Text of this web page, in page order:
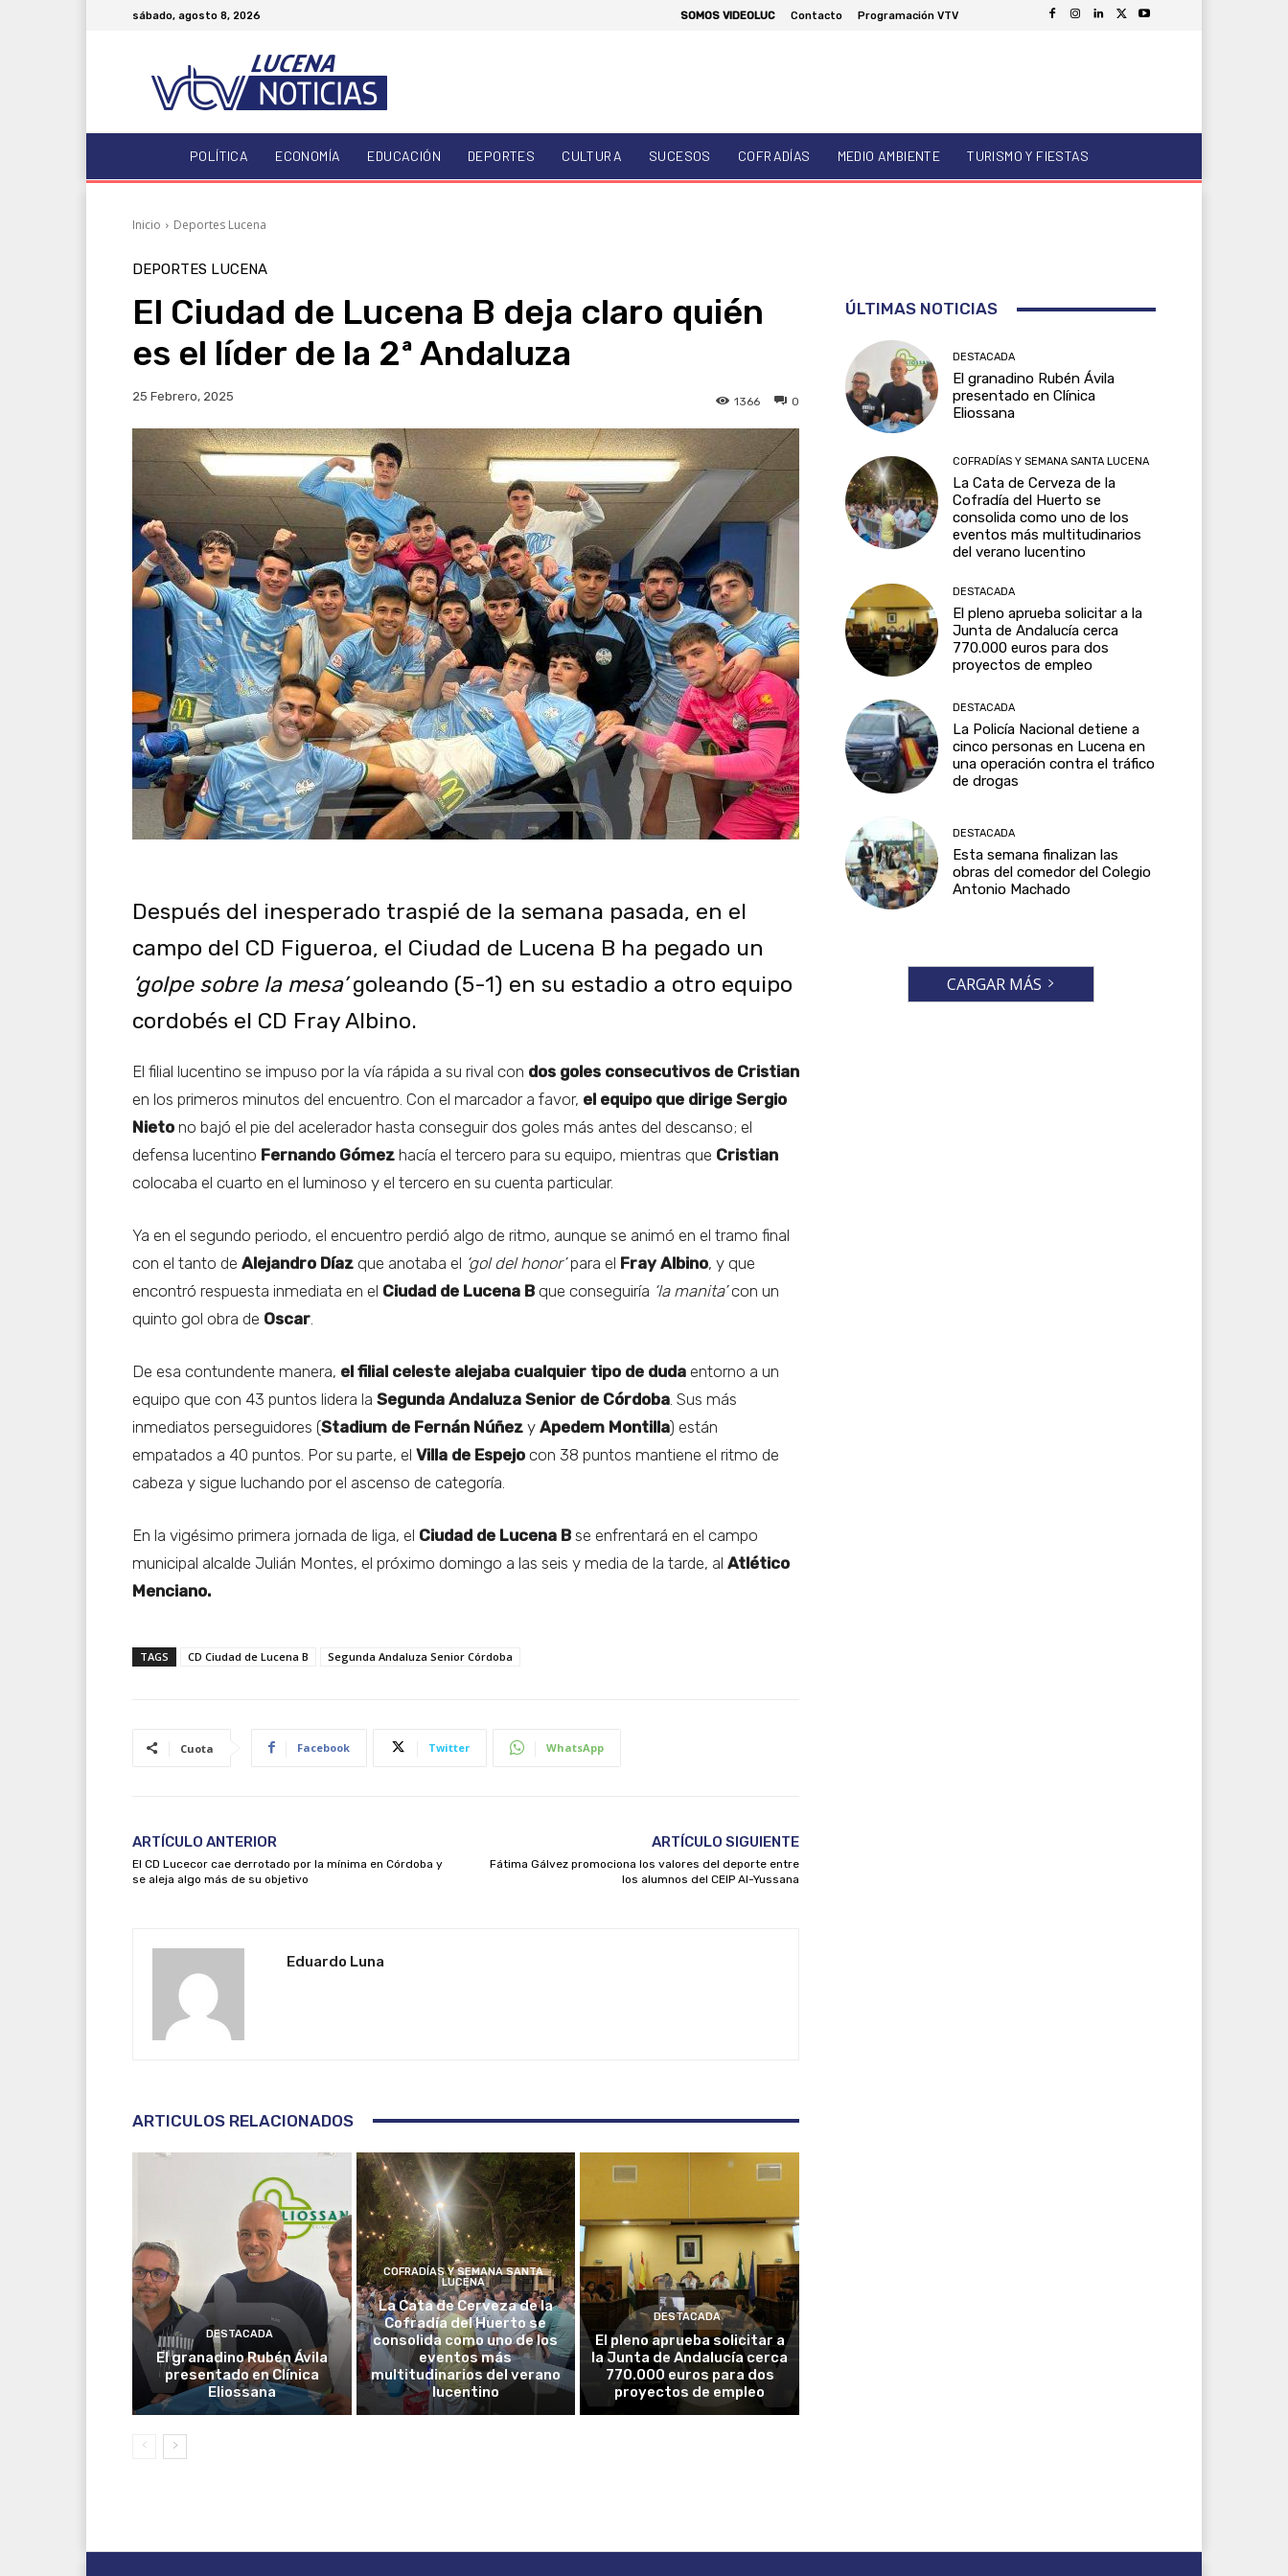
sábado, agosto 8, 2026 SOMOS VIDEOLUC Contacto Programación VTV
POLÍTICA ECONOMÍA EDUCACIÓN DEPORTES CULTURA SUCESOS COFRADÍAS MEDIO AMBIENTE TURISMO Y FIESTAS
Inicio Deportes Lucena
DEPORTES LUCENA
El Ciudad de Lucena B deja claro quién
es el líder de la 2ª Andaluza
25 Febrero, 2025 0
1366
Después del inesperado traspié de la semana pasada, en el
campo del CD Figueroa, el Ciudad de Lucena B ha pegado un
‘golpe sobre la mesa’goleando (5-1) en su estadio a otro equipo
cordobés el CD Fray Albino.
El filial lucentino se impuso por la vía rápida a su rival con dos goles consecutivos de Cristian
en los primeros minutos del encuentro. Con el marcador a favor, el equipo que dirige Sergio
Nieto no bajó el pie del acelerador hasta conseguir dos goles más antes del descanso; el
defensa lucentino Fernando Gómez hacía el tercero para su equipo, mientras que Cristian
colocaba el cuarto en el luminoso y el tercero en su cuenta particular.
Ya en el segundo periodo, el encuentro perdió algo de ritmo, aunque se animó en el tramo final
con el tanto de Alejandro Díaz que anotaba el ‘gol del honor’para el Fray Albino, y que
encontró respuesta inmediata en el Ciudad de Lucena B que conseguiría ‘la manita’con un
quinto gol obra de Oscar
De esa contundente manera, el filial celeste alejaba cualquier tipo de duda entorno a un
equipo que con 43 puntos lidera la Segunda Andaluza Senior de Córdoba . Sus más
inmediatos perseguidores (Stadium de Fernán Núñez y Apedem Montilla) están
empatados a 40 puntos. Por su parte, el Villa de Espejo con 38 puntos mantiene el ritmo de
cabeza y sigue luchando por el ascenso de categoría.
En la vigésimo primera jornada de liga, el Ciudad de Lucena B se enfrentará en el campo
municipal alcalde Julián Montes, el próximo domingo a las seis y media de la tarde, al Atlético
Menciano.
TAGS CD Ciudad de Lucena B Segunda Andaluza Senior Córdoba
Cuota Facebook Twitter WhatsApp
ARTÍCULO ANTERIOR
El CD Lucecor cae derrotado por la mínima en Córdoba y
se aleja algo más de su objetivo
ARTÍCULO SIGUIENTE
Fátima Gálvez promociona los valores del deporte entre
los alumnos del CEIP Al-Yussana
Eduardo Luna
ARTICULOS RELACIONADOS
DESTACADA
El granadino Rubén Ávila
presentado en Clínica
Eliossana
COFRADÍAS Y SEMANA SANTA
LUCENA
La Cata de Cerveza de la
Cofradía del Huerto se
consolida como uno de los
eventos más
multitudinarios del verano
lucentino
DESTACADA
El pleno aprueba solicitar a
la Junta de Andalucía cerca
770.000 euros para dos
proyectos de empleo
ÚLTIMAS NOTICIAS
DESTACADA
El granadino Rubén Ávila
presentado en Clínica
Eliossana
COFRADÍAS Y SEMANA SANTA LUCENA
La Cata de Cerveza de la
Cofradía del Huerto se
consolida como uno de los
eventos más multitudinarios
del verano lucentino
DESTACADA
El pleno aprueba solicitar a la
Junta de Andalucía cerca
770.000 euros para dos
proyectos de empleo
DESTACADA
La Policía Nacional detiene a
cinco personas en Lucena en
una operación contra el tráfico
de drogas
DESTACADA
Esta semana finalizan las
obras del comedor del Colegio
Antonio Machado
CARGAR MÁS